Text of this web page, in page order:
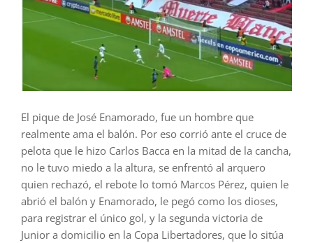
El pique de José Enamorado, fue un hombre que
realmente ama el balón. Por eso corrió ante el cruce de
pelota que le hizo Carlos Bacca en la mitad de la cancha,
no le tuvo miedo a la altura, se enfrentó al arquero
quien rechazó, el rebote lo tomó Marcos Pérez, quien le
abrió el balón y Enamorado, le pegó como los dioses,
para registrar el único gol, y la segunda victoria de
Junior a domicilio en la Copa Libertadores, que lo sitúa